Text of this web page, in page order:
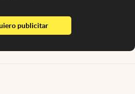
publicitarabre en nueva pestaña